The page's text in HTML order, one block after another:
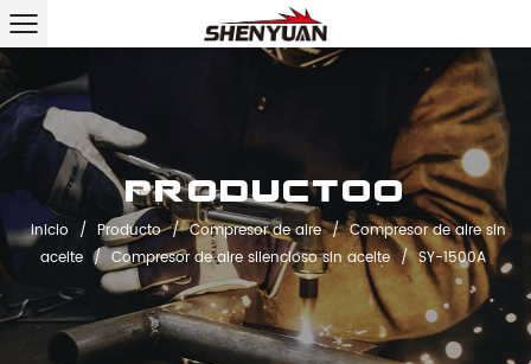
Productoo
Inicio / Producto / Compresor de aire / Compresor de aire sin
aceite / Compresor de aire silencioso sin aceite / SY-1500A